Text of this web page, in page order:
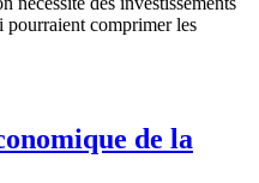
comprimer les
de la